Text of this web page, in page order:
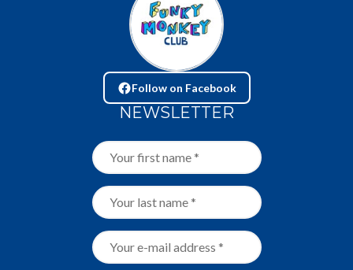
Follow on Facebook
NEWSLETTER